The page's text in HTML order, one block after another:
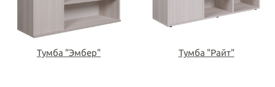
Тумба "Эмбер" Тумба "Райт"